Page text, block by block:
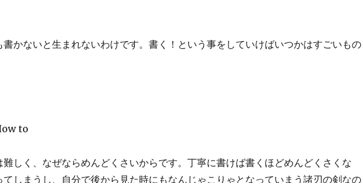
かないと生まれないわけです。書く！という事をしていけばいつかはすごいもの
to
しく、なぜならめんどくさいからです。丁寧に書けば書くほどめんどくさくな
しまうし、自分で後から見た時にもなんじゃこりゃとなっていまう諸刃の剣なの